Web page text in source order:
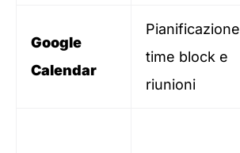
Google
Calendar
Pianificazione
time block e
riunioni